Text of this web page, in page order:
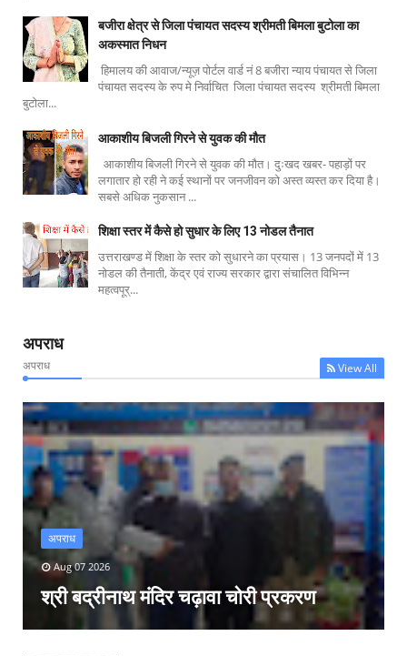
बजीरा क्षेत्र से जिला पंचायत सदस्य श्रीमती बिमला बुटोला का
अकस्मात निधन
हिमालय की आवाज/न्यूज़ पोर्टल वार्ड नं 8 बजीरा न्याय पंचायत से जिला
पंचायत सदस्य के रुप मे निर्वाचित जिला पंचायत सदस्य श्रीमती बिमला
बुटोला...
आकाशीय बिजली गिरने से युवक की मौत
आकाशीय बिजली गिरने से युवक की मौत। दुःखद खबर- पहाड़ों पर
लगातार हो रही ने कई स्थानों पर जनजीवन को अस्त व्यस्त कर दिया है।
सबसे अधिक नुकसान ...
शिक्षा स्तर में कैसे हो सुधार के लिए 13 नोडल तैनात
उत्तराखण्ड में शिक्षा के स्तर को सुधारने का प्रयास। 13 जनपदों में 13
नोडल की तैनाती, केंद्र एवं राज्य सरकार द्वारा संचालित विभिन्न
महत्वपूर्...
अपराध
अपराध View All
अपराध
Aug 07 2026
श्री बद्रीनाथ मंदिर चढ़ावा चोरी प्रकरण